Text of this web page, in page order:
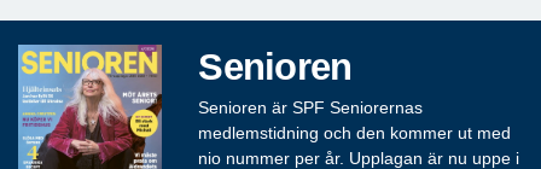
Senioren
Senioren är SPF Seniorernas
medlemstidning och den kommer ut med
nio nummer per år. Upplagan är nu uppe i